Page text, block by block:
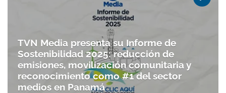
TVN Media presenta su Informe de
Sostenibilidad 2025: reducción de
emisiones, movilización comunitaria y
reconocimiento como #1 del sector
medios en Panamá